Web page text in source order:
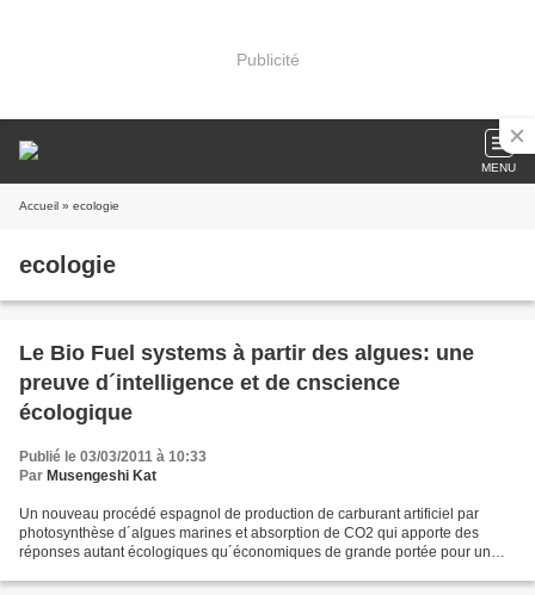
Publicité
MENU
Accueil » ecologie
ecologie
Le Bio Fuel systems à partir des algues: une
preuve d´intelligence et de cnscience
écologique
Publié le 03/03/2011 à 10:33
Par Musengeshi Kat
Un nouveau procédé espagnol de production de carburant artificiel par
photosynthèse d´algues marines et absorption de CO2 qui apporte des
réponses autant écologiques qu´économiques de grande portée pour un